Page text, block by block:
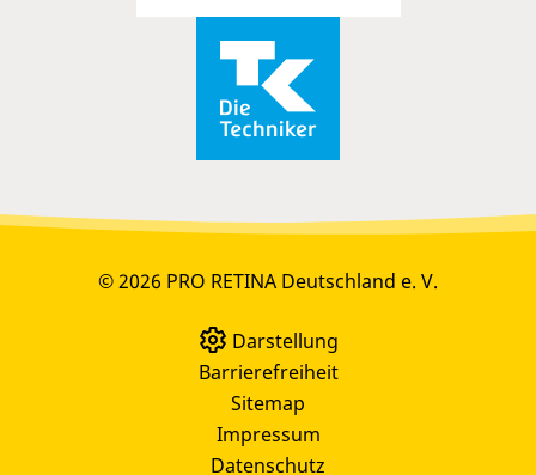
© 2026 PRO RETINA Deutschland e. V.
Darstellung
Barrierefreiheit
Sitemap
Impressum
Datenschutz